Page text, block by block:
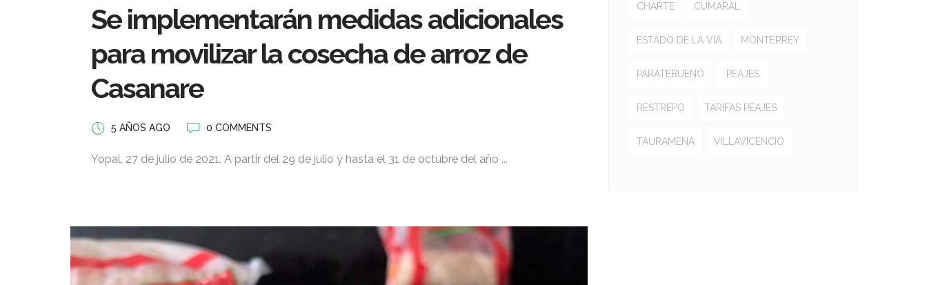
Se implementarán medidas adicionales
para movilizar la cosecha de arroz de
Casanare
5 AÑOS AGO 0 COMMENTS
Yopal, 27 de julio de 2021. A partir del 29 de julio y hasta el 31 de octubre del año ...
CHARTE CUMARAL
ESTADO DE LA VÍA MONTERREY
PARATEBUENO PEAJES
RESTREPO TARIFAS PEAJES
TAURAMENA VILLAVICENCIO